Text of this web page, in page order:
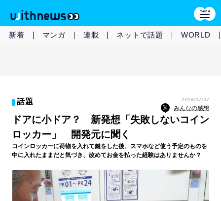
新着 マンガ 連載 ネットで話題 WORLD
話題 2016/07/07
みんなの感想
ドアに小ドア？ 新発想「失敗しないコイン
ロッカー」 開発元に聞く
コインロッカーに荷物を入れて鍵をした後、スマホなど使う予定のものを
中に入れたままだと気づき、改めてお金を払った経験はありませんか？